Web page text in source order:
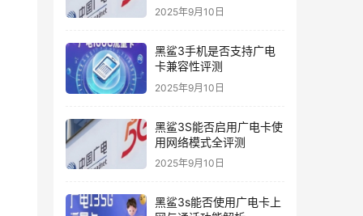
2025年9月10日
黑鲨3手机是否支持广电
卡兼容性评测
2025年9月10日
黑鲨3S能否启用广电卡使
用网络模式全评测
2025年9月10日
黑鲨3s能否使用广电卡上